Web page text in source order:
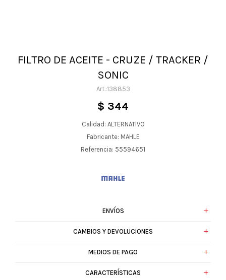
FILTRO DE ACEITE - CRUZE / TRACKER /
SONIC
138853
$ 344
Calidad: ALTERNATIVO
Fabricante: MAHLE
Referencia: 55594651
ENVÍOS
CAMBIOS Y DEVOLUCIONES
MEDIOS DE PAGO
CARACTERÍSTICAS